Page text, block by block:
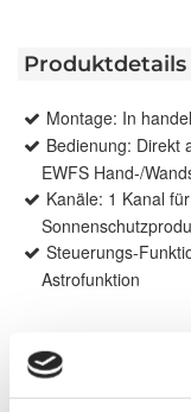
Produktdetails
Montage: In
Bedienung: Direkt
EWFS Hand-/
Kanäle: 1 Kanal
Steuerungs-
Astrofunktion